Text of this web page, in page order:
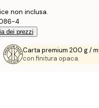
non inclusa.
4
dei prezzi
Carta premium 200 g /
con finitura opaca.